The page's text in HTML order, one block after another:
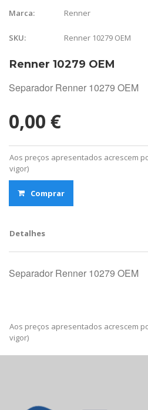
Marca: Renner
SKU: Renner 10279 OEM
Renner 10279 OEM
Separador Renner 10279 OEM
0,00 €
Aos preços apresentados acrescem
vigor)
Comprar
Detalhes
Separador Renner 10279 OEM
Aos preços apresentados acrescem
vigor)